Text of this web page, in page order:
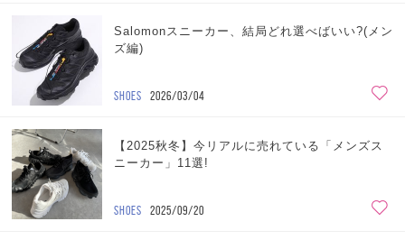
Salomonスニーカー、結局どれ選べばいい?(メン
ズ編)
SHOES 2026/03/04
【2025秋冬】今リアルに売れている「メンズス
ニーカー」11選!
SHOES 2025/09/20